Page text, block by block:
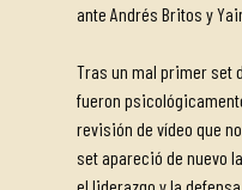
ante Andrés Britos y
Tras un mal primer set
fueron
revisión de vídeo que
set apareció de nuevo
el liderazgo y la